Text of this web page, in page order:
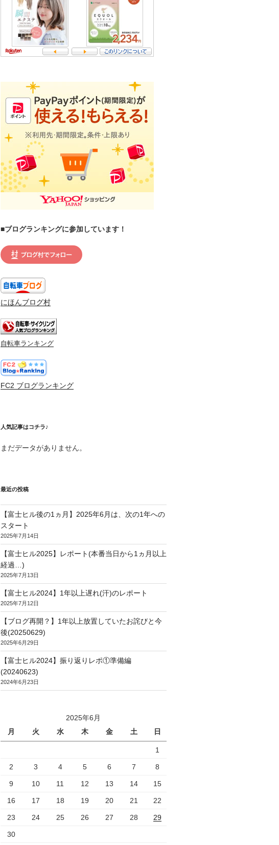
■ブログランキングに参加しています！
にほんブログ村
自転車ランキング
FC2 ブログランキング
人気記事はコチラ♪
まだデータがありません。
最近の投稿
【富士ヒル後の1ヵ月】2025年6月は、次の1年への
スタート
2025年7月14日
【富士ヒル2025】レポート(本番当日から1ヵ月以上
経過…)
2025年7月13日
【富士ヒル2024】1年以上遅れ(汗)のレポート
2025年7月12日
【ブログ再開？】1年以上放置していたお詫びと今
後(20250629)
2025年6月29日
【富士ヒル2024】振り返りレポ①準備編
(20240623)
2024年6月23日
2025年6月
月
火 水 木 金 土 日
1
2 3 4 5 6 7 8
9 10 11 12 13 14 15
16 17 18 19 20 21 22
23 24 25 26 27 28 29
30